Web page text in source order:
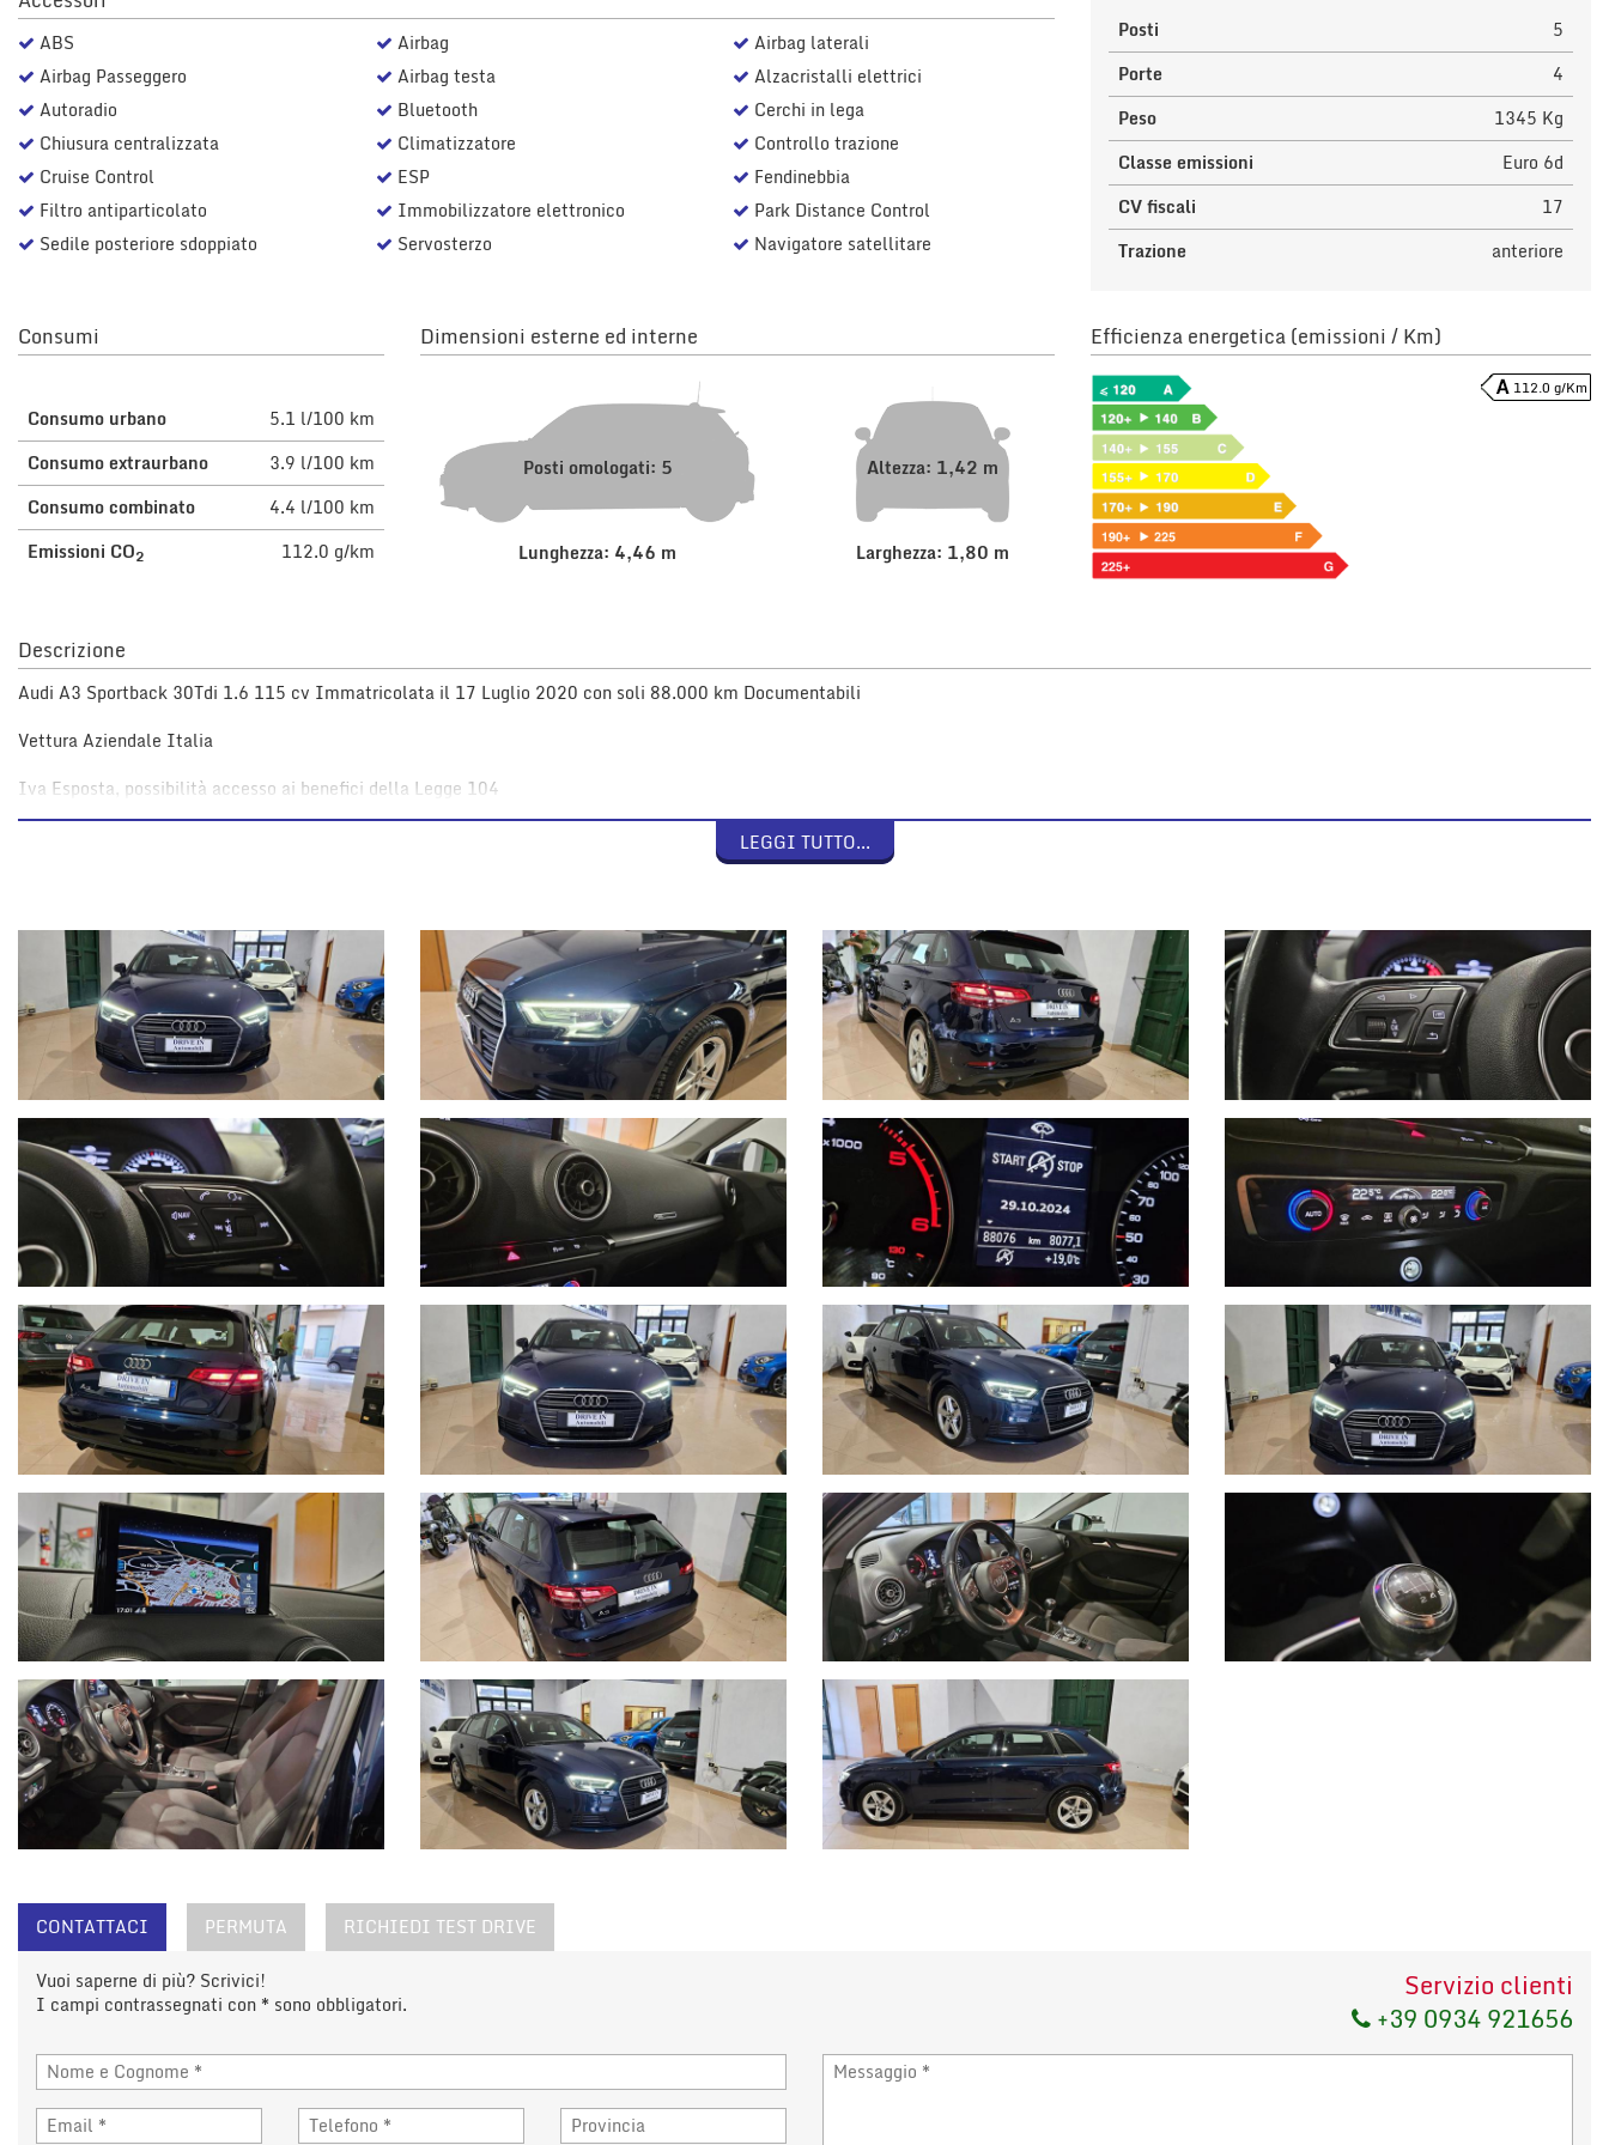
ABS
Airbag Passeggero
Autoradio
Chiusura centralizzata
Cruise Control
Filtro antiparticolato
Sedile posteriore sdoppiato
Airbag
Airbag testa
Bluetooth
Climatizzatore
ESP
Immobilizzatore elettronico
Servosterzo
Airbag laterali
Alzacristalli elettrici
Cerchi in lega
Controllo trazione
Fendinebbia
Park Distance Control
Navigatore satellitare
Posti
5
Porte
4
Peso
1345 Kg
Classe emissioni
Euro 6d
CV fiscali
17
Trazione
anteriore
Consumi
Consumo urbano
5.1 l/100 km
Consumo extraurbano
3.9 l/100 km
Consumo combinato
4.4 l/100 km
Emissioni CO2 112.0 g/km
Dimensioni esterne ed interne
Posti omologati: 5
Lunghezza: 4,46 m
Altezza: 1,42 m
Larghezza: 1,80 m
Efficienza energetica (emissioni / Km)
112.0 g/Km
Descrizione
Audi A3 Sportback 30Tdi 1.6 115 cv Immatricolata il 17 Luglio 2020 con soli 88.000 km Documentabili
Vettura Aziendale Italia
Iva Esposta, possibilità accesso ai benefici della Legge 104
LEGGI TUTTO...
CONTATTACI PERMUTA
RICHIEDI TEST DRIVE
Vuoi saperne di più? Scrivici!
I campi contrassegnati con * sono obbligatori.
Servizio clienti
+39 0934 921656
questi
strumenti
di
tracciamento
si
rimanda
alla
cookie
policy.
Puoi
le
tue
in
qualsiasi
momento.
Cookie necessari
Cookie delle preferenze
Cookie per il miglioramento dell'esperienza utente